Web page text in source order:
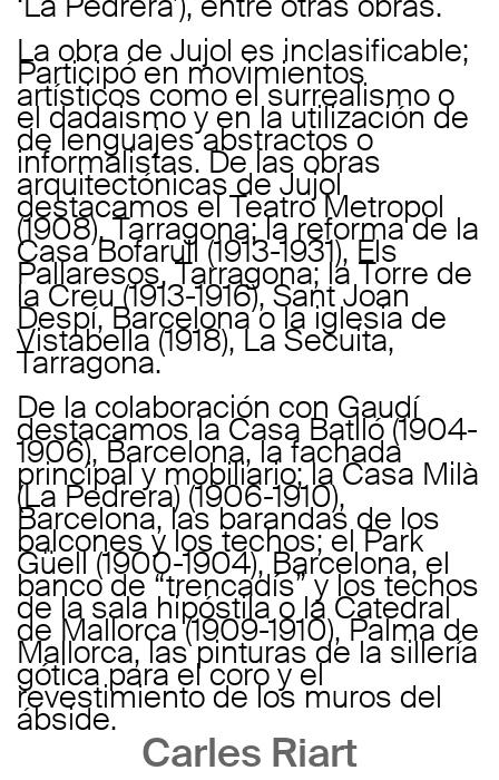
La obra de Jujol es inclasificable;
Participó en movimientos
artísticos como el surrealismo o
el dadaismo y en la utilización de
de lenguajes abstractos o
informalistas. De las obras
arquitectónicas de Jujol
destacamos el Teatro Metropol
(1908), Tarragona; la reforma de la
Casa Bofarull (1913-1931), Els
Pallaresos, Tarragona; la Torre de
la Creu (1913-1916), Sant Joan
Despí, Barcelona o la iglesia de
Vistabella (1918), La Secuita,
Tarragona.
De la colaboración con Gaudí
destacamos la Casa Batlló (1904-
1906), Barcelona, la fachada
principal y mobiliario; la Casa Milà
(La Pedrera) (1906-1910),
Barcelona, las barandas de los
balcones y los techos; el Park
Güell (1900-1904), Barcelona, el
banco de “trencadís” y los techos
de la sala hipóstila o la Catedral
de Mallorca (1909-1910), Palma de
Mallorca, las pinturas de la sillería
gótica para el coro y el
revestimiento de los muros del
ábside.
Carles Riart